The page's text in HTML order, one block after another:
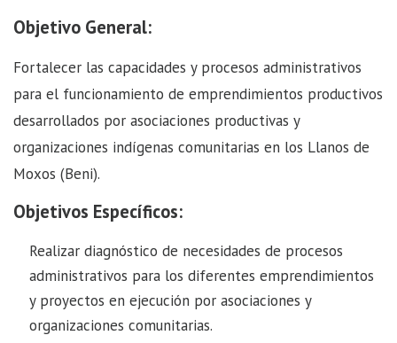
Objetivo General:
Fortalecer las capacidades y procesos administrativos
para el funcionamiento de emprendimientos productivos
desarrollados por asociaciones productivas y
organizaciones indígenas comunitarias en los Llanos de
Moxos (Beni).
Objetivos Específicos:
Realizar diagnóstico de necesidades de procesos
administrativos para los diferentes emprendimientos
y proyectos en ejecución por asociaciones y
organizaciones comunitarias.